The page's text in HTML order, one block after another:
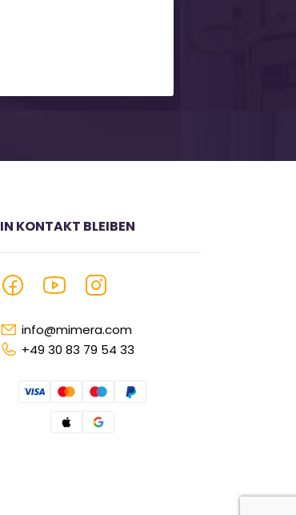
IN KONTAKT BLEIBEN
info@mimera.com
+49 30 83 79 54 33